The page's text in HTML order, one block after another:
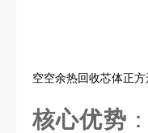
空空余热回收芯体正
核心优势